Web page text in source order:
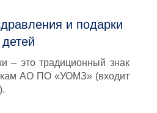
и подарки
– это традиционный знак
АО ПО «УОМЗ» (входит